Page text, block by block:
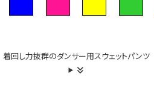
PICKUP CONTENTS
着回し力抜群のダンサー用スウェットパンツ